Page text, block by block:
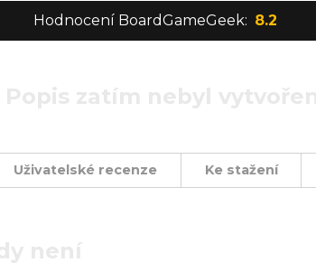
Hodnocení BoardGameGeek: 8.2
Uživatelské recenze Ke stažení